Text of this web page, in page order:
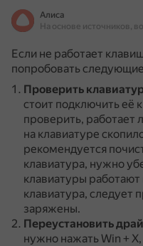
Алиса
Если не работает
попробовать
Проверить
стоит подключить её
проверить,
на клавиатуре
рекомендуется
клавиатура, нужно
клавиатуры работают
клавиатура, следует
заряжены.
Переустановить
нужно нажать Win +